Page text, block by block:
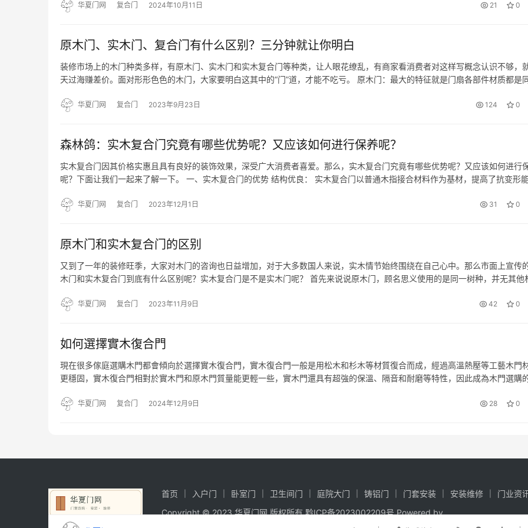
性能…华夏门网 复合门 2024年10月11日 21 0
原木门、实木门、复合门有什么区别？三分钟就让你明白
装修市场上的木门种类多样，有原木门、实木门和实木复合门等种类，让人眼花缭乱，有商家看消费者对这样写概念认识不够，
天过海赚差价。面对形形色色的木门，大家要明白这其中的“门”道，才能不吃亏。 原木门：最大的特征就是门扇各部件材质都是
是进口…华夏门网 复合门 2023年9月23日 124 0
森林鸽：实木复合门究竟有哪些优势呢？又应该如何进行保养呢？
实木复合门因其价格实惠且具有良好的装饰效果，深受广大消费者喜爱。那么，实木复合门究竟有哪些优势呢？又应该如何进行
呢？下面让我们一起来了解一下。 一、实木复合门的优势 结构优良： 实木复合门以普通木指接合材料作为基材，提高了抗变形
良特性…华夏门网 复合门 2023年12月1日 31 0
原木门和实木复合门的区别
又到了一年的装修旺季，大家对木门的咨询也日益增加，对于大多数国人来说，实木情节始终围绕在自己心中。那么市面上宣传
木门和实木复合门到底有什么区别呢？实木复合门是不是实木门呢？ 首先来说说原木门，顾名思义使用的是同一树种，并无其他
别，大自然的…
华夏门网 复合门 2023年11月9日 42 0
如何選擇實木復合門
現在很多傢庭選購木門都會傾向於選擇實木復合門，實木復合門一般是用松木和杉木等材質復合而成，經過高溫熱壓等工藝木門
更穩固，實木復合門相對於實木門和原木門質量能更輕一些，實木門還具有超強的保溫、隔音和耐磨等特性，因此成為木門選購
格，質量比較…
华夏门网 复合门 2024年12月9日 28 0
首页 入户门 卧室门 卫生间门 庭院大门 铸铝门 门套安装 安装维修 门业资
Copyright © 2023 华夏门网 版权所有黔ICP备2023002209号Powered by